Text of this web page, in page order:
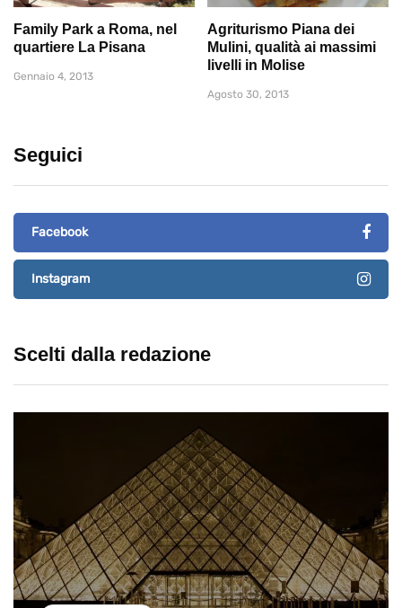
Family Park a Roma, nel
quartiere La Pisana
Gennaio 4, 2013
Agriturismo Piana dei
Mulini, qualità ai massimi
livelli in Molise
Agosto 30, 2013
Seguici
Facebook
Instagram
Scelti dalla redazione